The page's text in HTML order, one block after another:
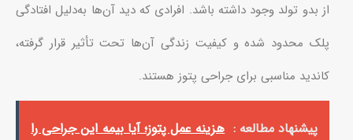
از بدو تولد وجود داشته باشد. افرادی که دید آن‌ها به‌دلیل افتادگی
پلک محدود شده و کیفیت زندگی آن‌ها تحت تأثیر قرار گرفته،
کاندید مناسبی برای جراحی پتوز هستند.
پیشنهاد مطالعه : هزینه عمل پتوز؛ آیا بیمه این جراحی را